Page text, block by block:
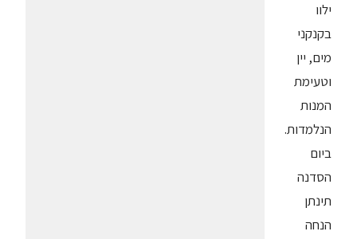
ילוו
בקנקני
מים, יין
וטעימת
המנות
הנלמדות.
ביום
הסדנה
תינתן
הנחה